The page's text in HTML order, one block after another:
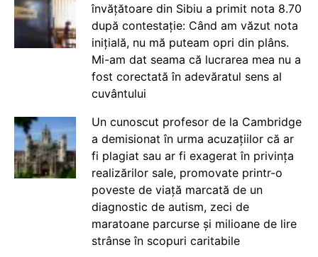
învățătoare din Sibiu a primit nota 8.70
după contestație: Când am văzut nota
inițială, nu mă puteam opri din plâns.
Mi-am dat seama că lucrarea mea nu a
fost corectată în adevăratul sens al
cuvântului
Un cunoscut profesor de la Cambridge
a demisionat în urma acuzațiilor că ar
fi plagiat sau ar fi exagerat în privința
realizărilor sale, promovate printr-o
poveste de viață marcată de un
diagnostic de autism, zeci de
maratoane parcurse și milioane de lire
strânse în scopuri caritabile